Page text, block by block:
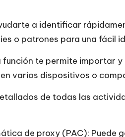
a identificar
o patrones para una fácil
te permite importar
varios dispositivos o
de todas las
de proxy (PAC): Puede